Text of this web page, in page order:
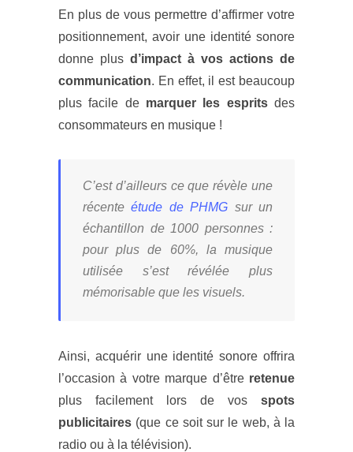
En plus de vous permettre d’affirmer votre
positionnement, avoir une identité sonore
donne plus d’impact à vos actions de
communication. En effet, il est beaucoup
plus facile de marquer les espritsdes
consommateurs en musique !
C’est d’ailleurs ce que révèle une
récenteétude de PHMG sur un
échantillon de 1000 personnes :
pour plus de 60%, la musique
utilisée s’est révélée plus
mémorisable que les visuels.
Ainsi, acquérir une identité sonore offrira
l’occasion à votre marque d’être retenue
plus facilement lors de vos spots
publicitaires (que ce soit sur le web, à la
radio ou à la télévision).